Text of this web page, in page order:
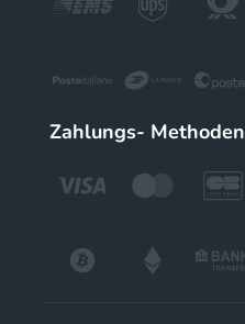
Zahlungs- Methoden